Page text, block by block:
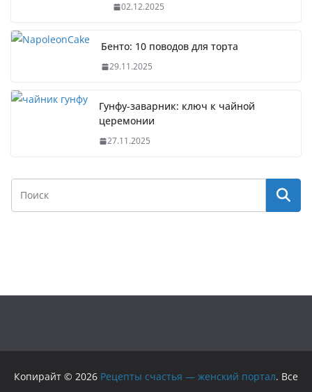
02.12.2025
Бенто: 10 поводов для торта
29.11.2025
Гунфу-заварник: ключ к чайной
церемонии
27.11.2025
Копирайт © 2026 Рецепты счастья — женский портал. Все